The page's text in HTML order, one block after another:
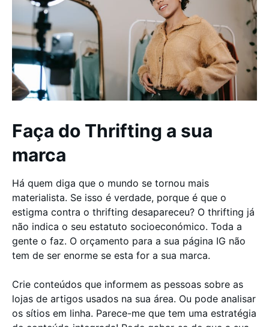
Faça do Thrifting a sua
marca
Há quem diga que o mundo se tornou mais
materialista. Se isso é verdade, porque é que o
estigma contra o thrifting desapareceu? O thrifting já
não indica o seu estatuto socioeconómico. Toda a
gente o faz. O orçamento para a sua página IG não
tem de ser enorme se esta for a sua marca.
Crie conteúdos que informem as pessoas sobre as
lojas de artigos usados na sua área. Ou pode analisar
os sítios em linha. Parece-me que tem uma estratégia